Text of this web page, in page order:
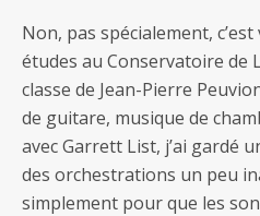
Non, pas spécialement,
études au Conservatoire de
classe de Jean-Pierre
de guitare, musique de
avec Garrett List, j’ai gardé
des orchestrations un peu
simplement pour que les